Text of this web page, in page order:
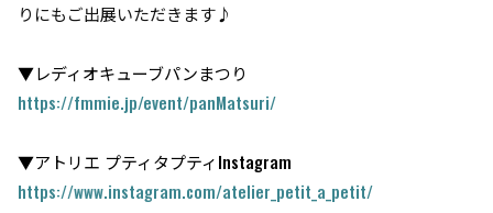
りにもご出展いただきます♪
▼レディオキューブパンまつり
https://fmmie.jp/event/panMatsuri/
▼アトリエ プティタプティInstagram
https://www.instagram.com/atelier_petit_a_petit/